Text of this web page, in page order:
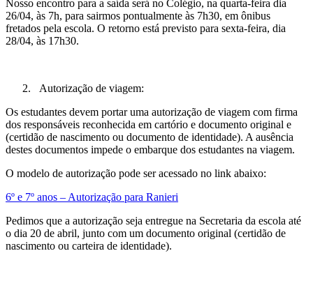
Nosso encontro para a saída será no Colégio, na quarta-feira dia
26/04, às 7h, para sairmos pontualmente às 7h30, em ônibus
fretados pela escola. O retorno está previsto para sexta-feira, dia
28/04, às 17h30.
Autorização de viagem:
Os estudantes devem portar uma autorização de viagem com firma
dos responsáveis reconhecida em cartório e documento original e
(certidão de nascimento ou documento de identidade). A ausência
destes documentos impede o embarque dos estudantes na viagem.
O modelo de autorização pode ser acessado no link abaixo:
6º e 7º anos – Autorização para Ranieri
Pedimos que a autorização seja entregue na Secretaria da escola até
o dia 20 de abril, junto com um documento original (certidão de
nascimento ou carteira de identidade).